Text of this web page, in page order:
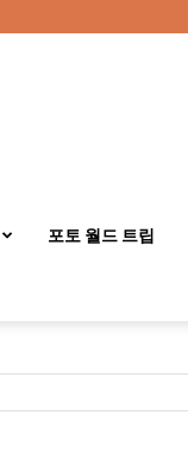
포토 월드 트립